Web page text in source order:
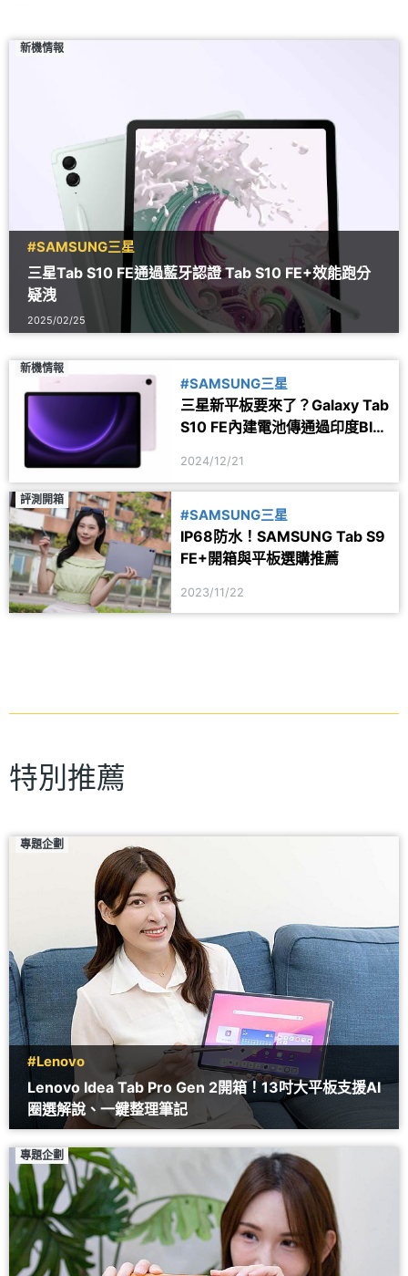
新機情報
#SAMSUNG三星
三星Tab S10 FE通過藍牙認證 Tab S10 FE+效能跑分
疑洩
2025/02/25
新機情報
#SAMSUNG三星
三星新平板要來了？Galaxy Tab
S10 FE內建電池傳通過印度BIS
2024/12/21
評測開箱
#SAMSUNG三星
IP68防水！SAMSUNG Tab S9
FE+開箱與平板選購推薦
2023/11/22
特別推薦
專題企劃
#Lenovo
Lenovo Idea Tab Pro Gen 2開箱！13吋大平板支援AI
圈選解說、一鍵整理筆記
專題企劃